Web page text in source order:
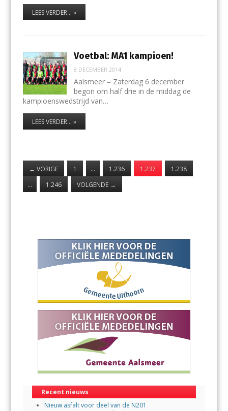
LEES VERDER... »
Voetbal: MA1 kampioen!
8 DECEMBER 2014
Aalsmeer – Zaterdag 6 december
begon om half drie in de middag de
kampioenswedstrijd van…
LEES VERDER... »
← VORIGE 1 … 1.236 1.237
1.238
…
1.246 VOLGENDE →
Recent nieuws
Nieuw asfalt voor deel van de N201